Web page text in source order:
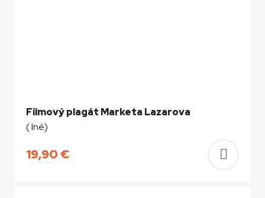
Filmový plagát Marketa Lazarova
( Iné)
19,90€
Pridať